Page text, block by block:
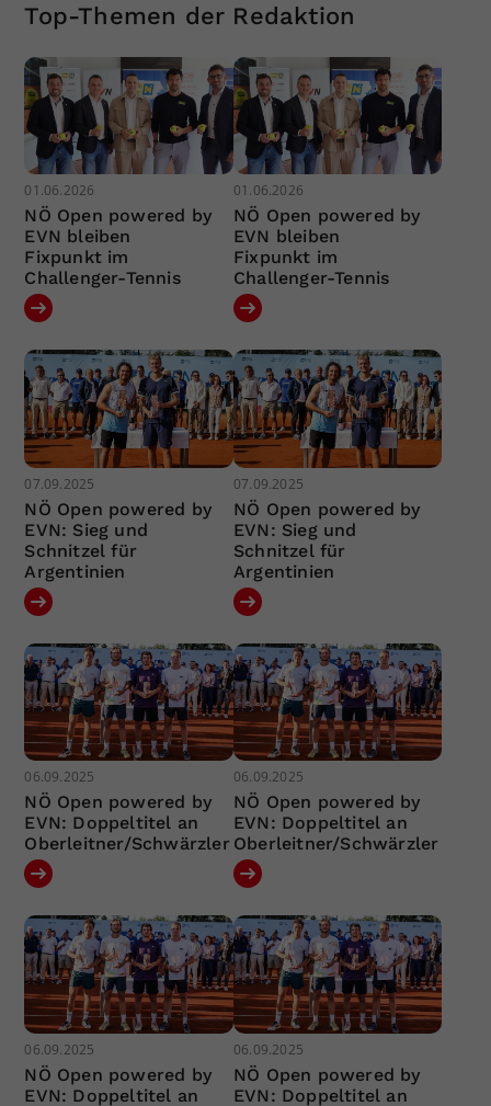
Top-Themen der Redaktion
01.06.2026
NÖ Open powered by
EVN bleiben
Fixpunkt im
Challenger-Tennis
01.06.2026
NÖ Open powered by
EVN bleiben
Fixpunkt im
Challenger-Tennis
07.09.2025
NÖ Open powered by
EVN: Sieg und
Schnitzel für
Argentinien
07.09.2025
NÖ Open powered by
EVN: Sieg und
Schnitzel für
Argentinien
06.09.2025
NÖ Open powered by
EVN: Doppeltitel an
Oberleitner/Schwärzler
06.09.2025
NÖ Open powered by
EVN: Doppeltitel an
Oberleitner/Schwärzler
06.09.2025
NÖ Open powered by
EVN: Doppeltitel an
06.09.2025
NÖ Open powered by
EVN: Doppeltitel an